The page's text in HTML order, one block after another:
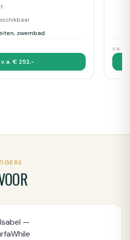
zwembad
€ 252,-
v.a.